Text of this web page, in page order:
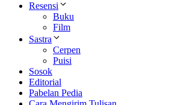
Resensi
Buku
Film
Sastra
Cerpen
Puisi
Sosok
Editorial
Pabelan Pedia